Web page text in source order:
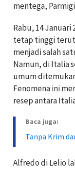
mentega,
Rabu, 14
tetap tinggi
menjadi salah
Namun, di Italia
umum
Fenomena ini
resep antara
Baca juga:
Tanpa Krim
Alfredo di Lelio